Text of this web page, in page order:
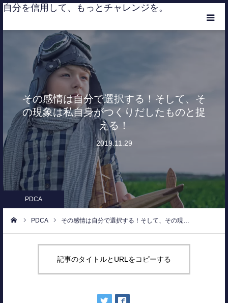
自分を信用して、もっとチャレンジを。
その感情は自分で選択する！そして、そ
の現象は私自身がつくりだしたものと捉
える！
2019.11.29
PDCA
PDCA その感情は自分で選択する！そして、その現…
記事のタイトルとURLをコピーする
HOME
CATEGORIES
MEMBER
RANKING
CONTACT